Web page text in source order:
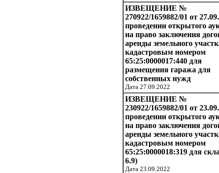
ИЗВЕЩЕНИЕ №
270922/1659882/01 от
проведении открытого
на право заключения
аренды земельного
кадастровым номером
65:25:0000017:440 для
размещения гаража для
собственных нужд
Дата 27.09.2022
ИЗВЕЩЕНИЕ №
230922/1659882/01 от
проведении открытого
на право заключения
аренды земельного
кадастровым номером
65:25:0000018:319 для
6.9)
Дата 23.09.2022